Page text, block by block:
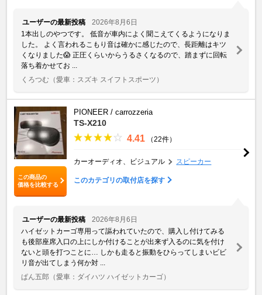
ユーザーの最新投稿
2026年8月6日
1本出しのやつです。 低音が車内によく聞こえてくるようになりま
した。 よく言われるこもり音は確かに感じたので、長距離はキツ
くなりました😱 正圧くらいからうるさくなるので、踏まずに回転
落ち着かせてお ...
くろつむ （愛車：スズキ スイフトスポーツ）
この商品の
価格を比較する
PIONEER / carrozzeria
TS-X210
4.41 （22件）
カーオーディオ、ビジュアル スピーカー
このカテゴリの取付店を探す
ユーザーの最新投稿
2026年8月6日
ハイゼットカーゴ専用って謳われていたので、購入し付けてみる
も後部座席入口の上にしか付けることが出来ず入るのに気を付け
ないと頭を打つことに… しかも走ると振動をひらってしまいビビ
リ音が出てしまう何か対 ...
ぱん五郎 （愛車：ダイハツ ハイゼットカーゴ）